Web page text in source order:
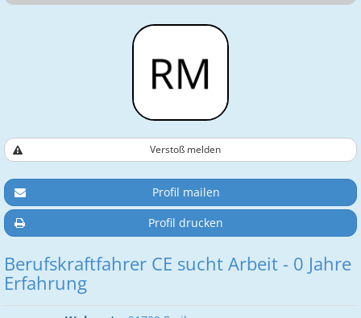
Verstoß melden
Profil mailen
Profil drucken
Berufskraftfahrer CE sucht Arbeit - 0 Jahre
Erfahrung